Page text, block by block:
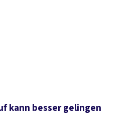
kann besser gelingen